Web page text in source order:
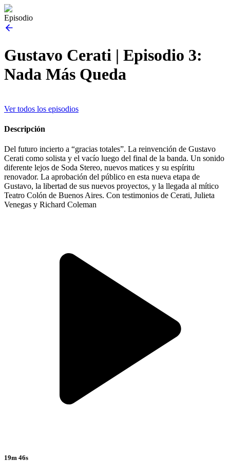
Episodio
Gustavo Cerati | Episodio 3:
Nada Más Queda
Ver todos los episodios
Descripción
Del futuro incierto a “gracias totales”. La reinvención de Gustavo
Cerati como solista y el vacío luego del final de la banda. Un sonido
diferente lejos de Soda Stereo, nuevos matices y su espíritu
renovador. La aprobación del público en esta nueva etapa de
Gustavo, la libertad de sus nuevos proyectos, y la llegada al mítico
Teatro Colón de Buenos Aires. Con testimonios de Cerati, Julieta
Venegas y Richard Coleman
19m 46s